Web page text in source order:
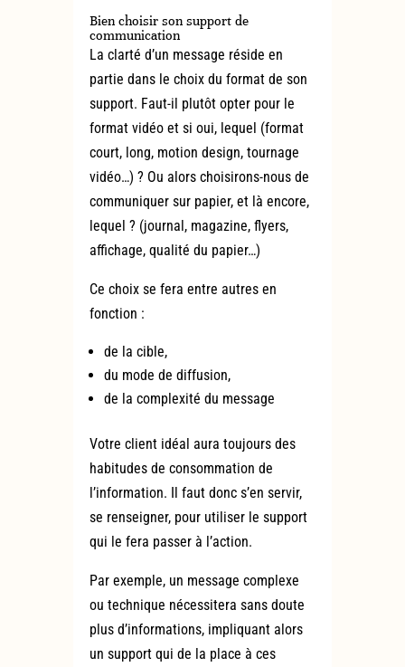
Bien choisir son support de
communication
La clarté d’un message réside en
partie dans le choix du format de son
support. Faut-il plutôt opter pour le
format vidéo et si oui, lequel (format
court, long, motion design, tournage
vidéo…) ? Ou alors choisirons-nous de
communiquer sur papier, et là encore,
lequel ? (journal, magazine, flyers,
affichage, qualité du papier…)
Ce choix se fera entre autres en
fonction :
de la cible,
du mode de diffusion,
de la complexité du message
Votre client idéal aura toujours des
habitudes de consommation de
l’information. Il faut donc s’en servir,
se renseigner, pour utiliser le support
qui le fera passer à l’action.
Par exemple, un message complexe
ou technique nécessitera sans doute
plus d’informations, impliquant alors
un support qui de la place à ces